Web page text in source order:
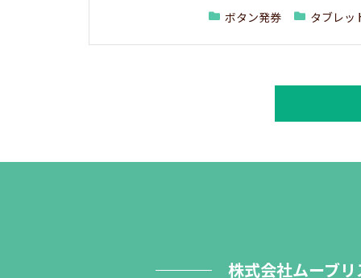
ボタン発券 タブレッ
株式会社ムーブリ